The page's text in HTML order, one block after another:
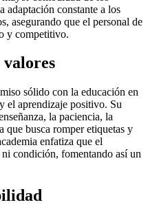
adaptación constante a los
asegurando que el personal de
y competitivo.
valores
sólido con la educación en
el aprendizaje positivo. Su
la paciencia, la
que busca romper etiquetas y
enfatiza que el
condición, fomentando así un